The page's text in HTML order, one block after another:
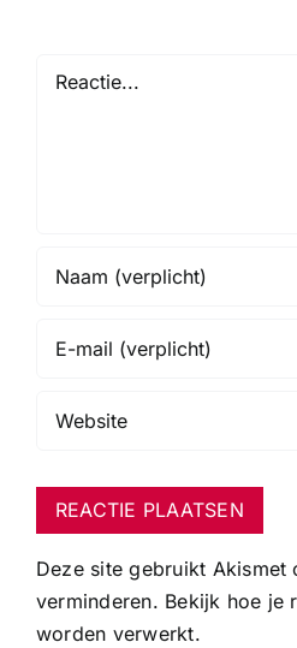
Reactie
Deze site gebruikt Akismet
verminderen. Bekijk hoe je
worden verwerkt.